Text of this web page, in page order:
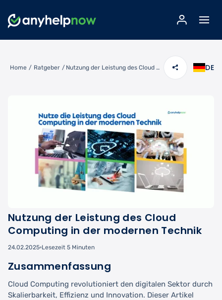
Home / Ratgeber / Nutzung der Leistung des Cloud Computing in der modernen Technik DE
Nutzung der Leistung des Cloud
Computing in der modernen Technik
24.02.2025 Lesezeit 5 Minuten
Zusammenfassung
Cloud Computing revolutioniert den digitalen Sektor durch
Skalierbarkeit, Effizienz und Innovation. Dieser Artikel